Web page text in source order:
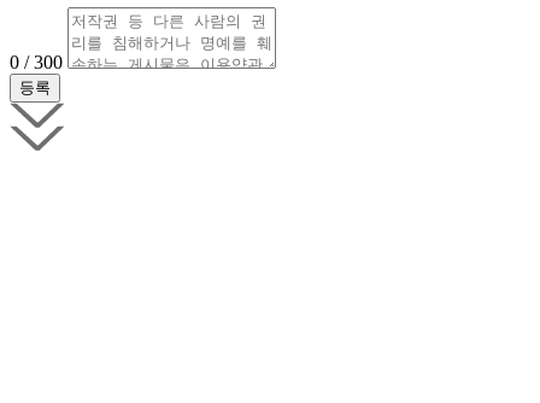
0 / 300